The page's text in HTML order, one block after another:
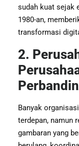
sudah kuat sejak
1980-an,
transformasi
2.
Banyak
terdepan, namun
gambaran yang